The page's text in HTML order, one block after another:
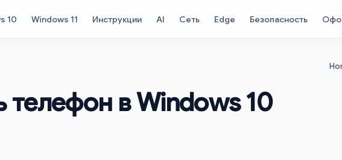
10 Windows 11 Инструкции AI Сеть Edge Безопасность
телефон в Windows 10